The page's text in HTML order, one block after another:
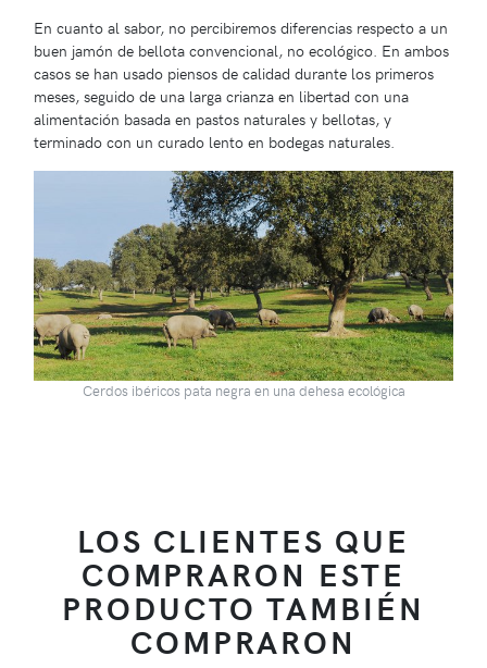
En cuanto al sabor, no percibiremos diferencias respecto a un
buen jamón de bellota convencional, no ecológico. En ambos
casos se han usado piensos de calidad durante los primeros
meses, seguido de una larga crianza en libertad con una
alimentación basada en pastos naturales y bellotas, y
terminado con un curado lento en bodegas naturales.
Cerdos ibéricos pata negra en una dehesa ecológica
LOS CLIENTES QUE
COMPRARON ESTE
PRODUCTO TAMBIÉN
COMPRARON